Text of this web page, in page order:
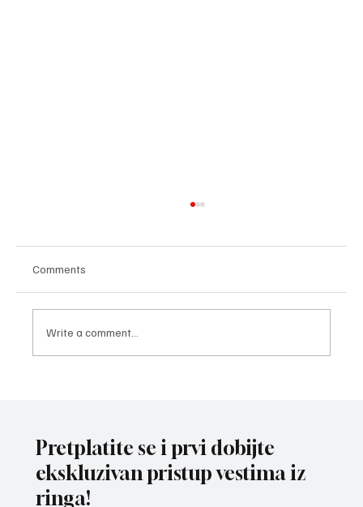
Comments
Write a comment...
Pretplatite se i prvi dobijte
ekskluzivan pristup vestima iz
ringa!